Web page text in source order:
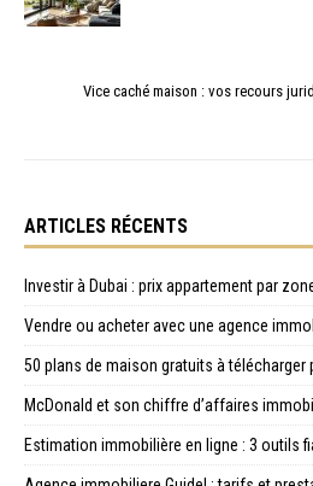
Vice caché maison : vos recours
ARTICLES RÉCENTS
Investir à Dubai : prix appartement par
Vendre ou acheter avec une agence
50 plans de maison gratuits à télécharger
McDonald et son chiffre d’affaires
Estimation immobilière en ligne : 3 outils